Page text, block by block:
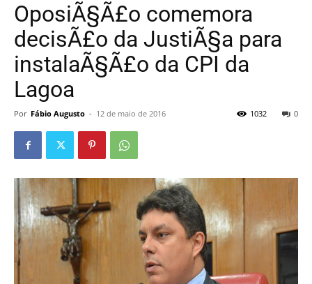
OposiÃ§Ã£o comemora
decisÃ£o da JustiÃ§a para
instalaÃ§Ã£o da CPI da
Lagoa
Por Fábio Augusto - 12 de maio de 2016 0
1032